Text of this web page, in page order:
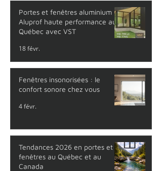
Portes et fenêtres aluminium
Aluprof haute performance au
Québec avec VST
18 févr.
Fenêtres insonorisées : le
confort sonore chez vous
4 févr.
Tendances 2026 en portes et
fenêtres au Québec et au
Canada